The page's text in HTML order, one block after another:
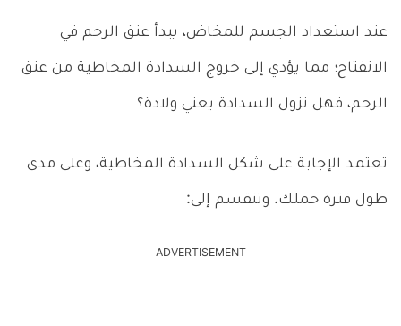
عند استعداد الجسم للمخاض، يبدأ عنق الرحم في
الانفتاح؛ مما يؤدي إلى خروج السدادة المخاطية من عنق
الرحم، فهل نزول السدادة يعني ولادة؟
تعتمد الإجابة على شكل السدادة المخاطية، وعلى مدى
طول فترة حملك. وتنقسم إلى:
ADVERTISEMENT